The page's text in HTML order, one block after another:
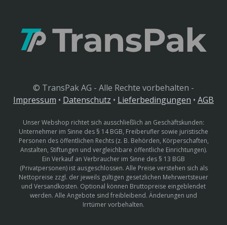
© TransPak AG - Alle Rechte vorbehalten -
Impressum • Datenschutz • Lieferbedingungen • AGB
Unser Webshop richtet sich ausschließlich an Geschäftskunden:
Unternehmer im Sinne des § 14 BGB, Freiberufler sowie juristische
Personen des öffentlichen Rechts (z. B. Behörden, Körperschaften,
Anstalten, Stiftungen und vergleichbare öffentliche Einrichtungen).
Ein Verkauf an Verbraucher im Sinne des § 13 BGB
(Privatpersonen) ist ausgeschlossen. Alle Preise verstehen sich als
Nettopreise zzgl. der jeweils gültigen gesetzlichen Mehrwertsteuer
und Versandkosten. Optional können Bruttopreise eingeblendet
werden. Alle Angebote sind freibleibend. Änderungen und
Irrtümer vorbehalten.